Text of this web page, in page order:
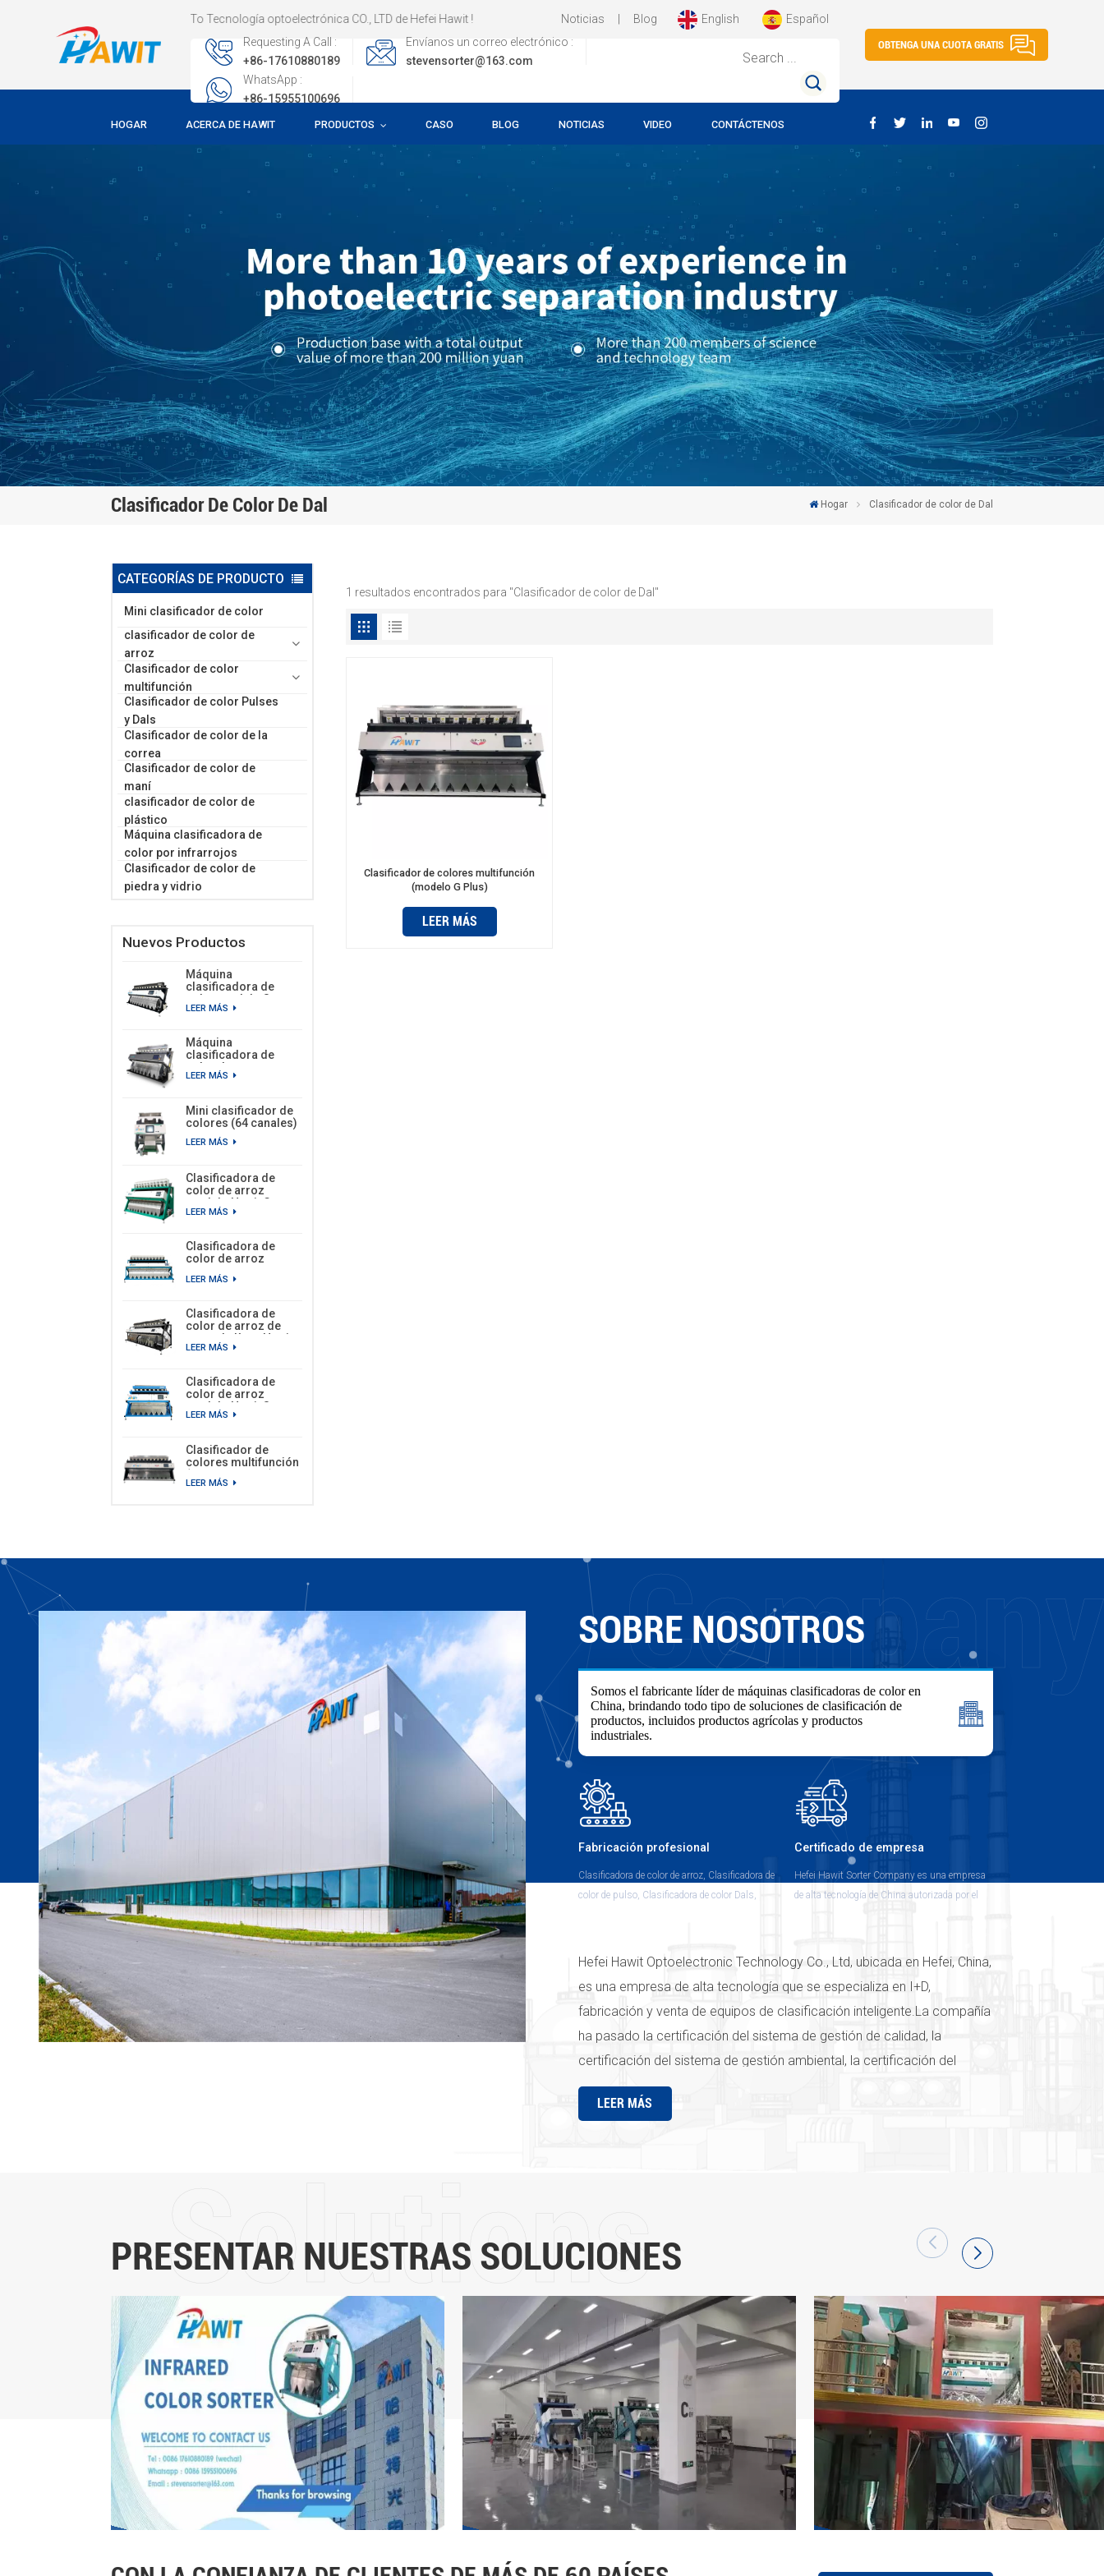
Welcome To Tecnología optoelectrónica CO., LTD de Hefei Hawit ! Noticias Blog English
Español
Requesting A Call :
+86-17610880189
Envíanos un correo electrónico :
stevensorter@163.com
WhatsApp :
+86-15955100696
Search ...
OBTENGA UNA CUOTA GRATIS
HOGAR ACERCA DE HAWIT PRODUCTOS CASO BLOG NOTICIAS VIDEO CONTÁCTENOS
Clasificador De Color De Dal Hogar Clasificador de color de Dal
CATEGORÍAS DE PRODUCTO
Mini clasificador de color
clasificador de color de
arroz
Clasificador de color
multifunción
Clasificador de color Pulses
y Dals
Clasificador de color de la
correa
Clasificador de color de
maní
clasificador de color de
plástico
Máquina clasificadora de
color por infrarrojos
Clasificador de color de
piedra y vidrio
Nuevos Productos
Máquina
clasificadora de
color modelo S con
10 tolvas y 630
LEER MÁS
Máquina
clasificadora de
color de grano
multifunción modelo
LEER MÁS
Mini clasificador de
colores (64 canales)
LEER MÁS
Clasificadora de
color de arroz
modelo Hawit G con
8 tolvas y 504
LEER MÁS
Clasificadora de
color de arroz
10 tolvas y 630
LEER MÁS
Clasificadora de
color de arroz de
una sola línea Hawit
con 12 tolvas y 756
LEER MÁS
Clasificadora de
color de arroz
modelo Hawit S con
7 tolvas y 441
LEER MÁS
Clasificador de
colores multifunción
(modelo G Plus)
LEER MÁS
1 resultados encontrados para "Clasificador de color de Dal"
Clasificador de colores multifunción
(modelo G Plus)
LEER MÁS
SOBRE NOSOTROS
Somos el fabricante líder de máquinas clasificadoras de color en
China, brindando todo tipo de soluciones de clasificación de
productos, incluidos productos agrícolas y productos
industriales.
Fabricación profesional
Clasificadora de color de arroz, Clasificadora de
color de pulso, Clasificadora de color Dals,
infrarroja, Clasificadora de color de maní,
Certificado de empresa
Hefei Hawit Sorter Company es una empresa
de alta tecnología de China autorizada por el
Hefei Hawit Optoelectronic Technology Co., Ltd, ubicada en Hefei, China,
es una empresa de alta tecnología que se especializa en I+D,
fabricación y venta de equipos de clasificación inteligente.La compañía
ha pasado la certificación del sistema de gestión de calidad, la
certificación del sistema de gestión ambiental, la certificación del
sistema de gestión de salud ocupacional y los productos de la serie
"Hawit" han pasado la certificación CE de la UE. El estricto sistema de
Technology Co., Ltd a la tecnología de selección de color.Después de 5
años de desarrollo, se ha convertido en una gran base de producción
clasificadores de color inteligentes de la serie de la marca "Hawit" está
a la vanguardia y se ha exportado con éxito a más de 60 países y
regiones.Hefei Hawit Optoelectronic Technology Co., Ltd se adherirá a
su misión, se enorgullecerá, se adherirá a los valores fundamentales de
"el cliente primero, la excelencia en la calidad, el liderazgo en
innovación, la equidad y la justicia", utilizará la tecnología y la fuerza
para unir fuerzas, promover el ¡actualización de la industria de
fabricación inteligente e implementación de la misión de "cambio
inteligente, trabajo más fácil y vida mejor"!
LEER MÁS
PRESENTAR NUESTRAS SOLUCIONES